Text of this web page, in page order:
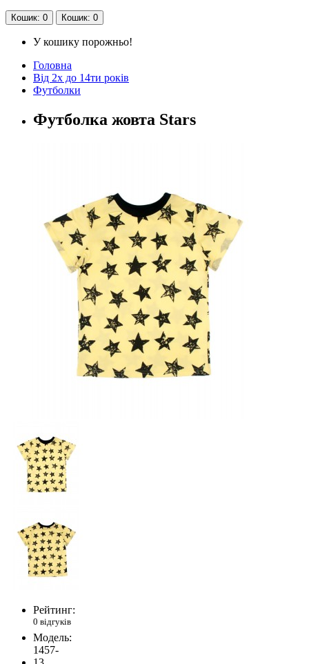
Кошик: 0 Кошик: 0
У кошику порожньо!
Головна
Від 2х до 14ти років
Футболки
Футболка жовта Stars
Рейтинг:
0 відгуків
Модель:
1457-